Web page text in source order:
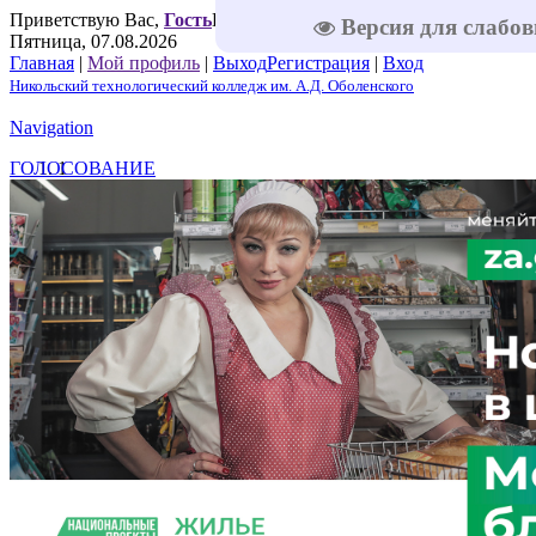
Версия для
Приветствую Вас, ГостьПриветствую Вас ,Гость |RSS |
Пятница, 07.08.2026
Главная | Мой профиль | ВыходРегистрация | Вход
Никольский технологический колледж им. А.Д. Оболенского
Navigation
ГОЛОСОВАНИЕ
1
2
4
5
Решаем вместе